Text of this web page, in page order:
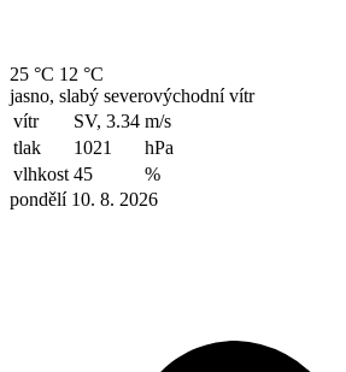
25 °C 12 °C
jasno, slabý severovýchodní vítr
vítr
SV, 3.34 m/s
tlak
1021
hPa
vlhkost 45
%
pondělí 10. 8. 2026